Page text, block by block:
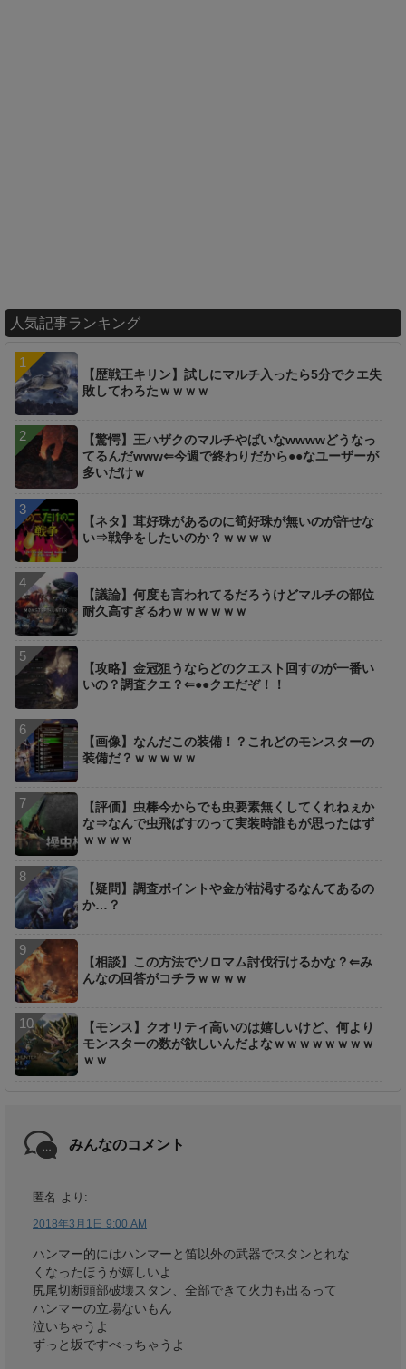
人気記事ランキング
【歴戦王キリン】試しにマルチ入ったら5分でクエ失
敗してわろたｗｗｗｗ
【驚愕】王ハザクのマルチやばいなwwwwどうなっ
てるんだwww⇐今週で終わりだから●●なユーザーが
多いだけｗ
【ネタ】茸好珠があるのに筍好珠が無いのが許せな
い⇒戦争をしたいのか？ｗｗｗｗ
【議論】何度も言われてるだろうけどマルチの部位
耐久高すぎるわｗｗｗｗｗｗ
【攻略】金冠狙うならどのクエスト回すのが一番い
いの？調査クエ？⇐●●クエだぞ！！
【画像】なんだこの装備！？これどのモンスターの
装備だ？ｗｗｗｗｗ
【評価】虫棒今からでも虫要素無くしてくれねぇか
な⇒なんで虫飛ばすのって実装時誰もが思ったはず
ｗｗｗｗ
【疑問】調査ポイントや金が枯渇するなんてあるの
か…？
【相談】この方法でソロマム討伐行けるかな？⇐み
んなの回答がコチラｗｗｗｗ
【モンス】クオリティ高いのは嬉しいけど、何より
モンスターの数が欲しいんだよなｗｗｗｗｗｗｗｗ
ｗｗ
みんなのコメント
匿名 より:
2018年3月1日 9:00 AM
ハンマー的にはハンマーと笛以外の武器でスタンとれな
くなったほうが嬉しいよ
尻尾切断頭部破壊スタン、全部できて火力も出るって
ハンマーの立場ないもん
泣いちゃうよ
ずっと坂ですべっちゃうよ